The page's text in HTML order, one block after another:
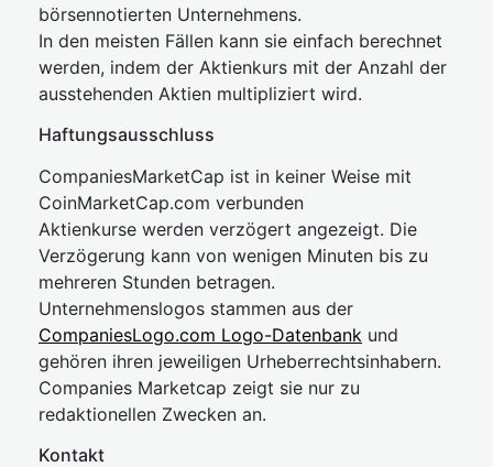
börsennotierten Unternehmens.
In den meisten Fällen kann sie einfach berechnet
werden, indem der Aktienkurs mit der Anzahl der
ausstehenden Aktien multipliziert wird.
Haftungsausschluss
CompaniesMarketCap ist in keiner Weise mit
CoinMarketCap.com verbunden
Aktienkurse werden verzögert angezeigt. Die
Verzögerung kann von wenigen Minuten bis zu
mehreren Stunden betragen.
Unternehmenslogos stammen aus der
CompaniesLogo.com Logo-Datenbank und
gehören ihren jeweiligen Urheberrechtsinhabern.
Companies Marketcap zeigt sie nur zu
redaktionellen Zwecken an.
Kontakt